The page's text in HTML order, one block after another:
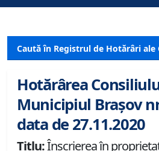
Caută în Registrul de Hotărâri ale
Hotărârea
Municipiul Brașov
data de 27.11.2020
Titlu:Înscrierea în